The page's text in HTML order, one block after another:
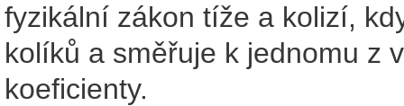
fyzikální zákon tíže a kolizí,
kolíků a směřuje k jednomu z
koeficienty.